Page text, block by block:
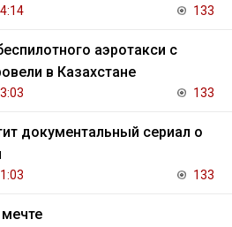
133
аэротакси с
в Казахстане
133
документальный сериал о
133